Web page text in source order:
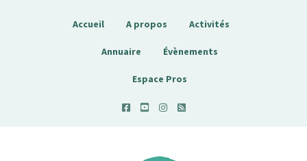
Accueil A propos Activités
Annuaire Évènements
Espace Pros
Etreplus